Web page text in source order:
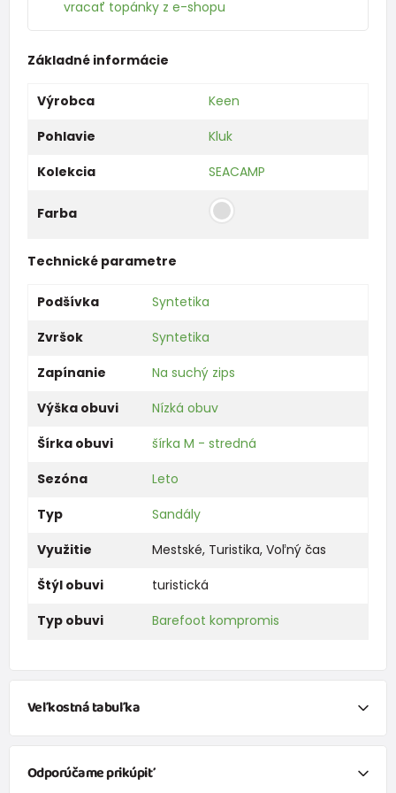
vracať topánky z e-shopu
Základné informácie
Výrobca
Keen
Pohlavie
Kluk
Kolekcia
SEACAMP
Farba
Technické parametre
Podšívka
Syntetika
Zvršok
Syntetika
Zapínanie
Na suchý zips
Výška obuvi
Nízká obuv
Šírka obuvi
šírka M - stredná
Sezóna
Leto
Typ
Sandály
Využitie
Mestské, Turistika, Voľný čas
Štýl obuvi
turistická
Typ obuvi
Barefoot kompromis
Veľkostná tabuľka
Tabuľka veľkostí KEEN
Veľkosť
Odporúčame prikúpiť